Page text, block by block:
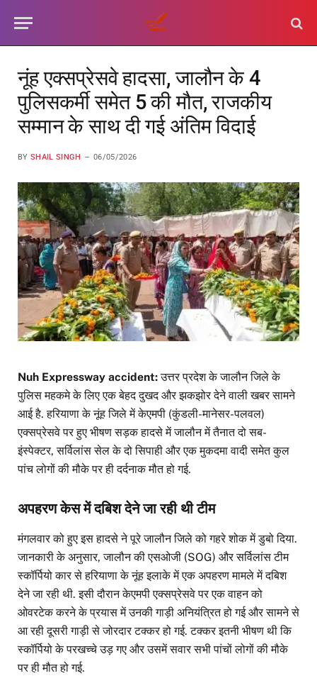
नूंह एक्सप्रेसवे हादसा, जालौन के 4
पुलिसकर्मी समेत 5 की मौत, राजकीय
सम्मान के साथ दी गई अंतिम विदाई
BY SHAIL SINGH 06/05/2026
Nuh Expressway accident:उत्तर प्रदेश के जालौन जिले के
पुलिस महकमे के लिए एक बेहद दुखद और झकझोर देने वाली खबर सामने
आई है. हरियाणा के नूंह जिले में केएमपी (कुंडली-मानेसर-पलवल)
एक्सप्रेसवे पर हुए भीषण सड़क हादसे में जालौन में तैनात दो सब-
इंस्पेक्टर, सर्विलांस सेल के दो सिपाही और एक मुकदमा वादी समेत कुल
पांच लोगों की मौके पर ही दर्दनाक मौत हो गई.
अपहरण केस में दबिश देने जा रही थी टीम
मंगलवार को हुए इस हादसे ने पूरे जालौन जिले को गहरे शोक में डुबो दिया.
जानकारी के अनुसार, जालौन की एसओजी (SOG) और सर्विलांस टीम
स्कॉर्पियो कार से हरियाणा के नूंह इलाके में एक अपहरण मामले में दबिश
देने जा रही थी. इसी दौरान केएमपी एक्सप्रेसवे पर एक वाहन को
ओवरटेक करने के प्रयास में उनकी गाड़ी अनियंत्रित हो गई और सामने से
आ रही दूसरी गाड़ी से जोरदार टक्कर हो गई. टक्कर इतनी भीषण थी कि
स्कॉर्पियो के परखच्चे उड़ गए और उसमें सवार सभी पांचों लोगों की मौके
पर ही मौत हो गई.